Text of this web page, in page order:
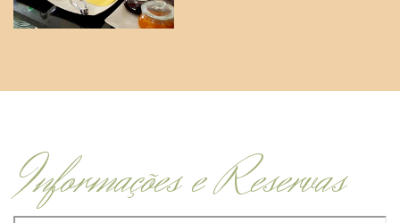
Informações e Reservas